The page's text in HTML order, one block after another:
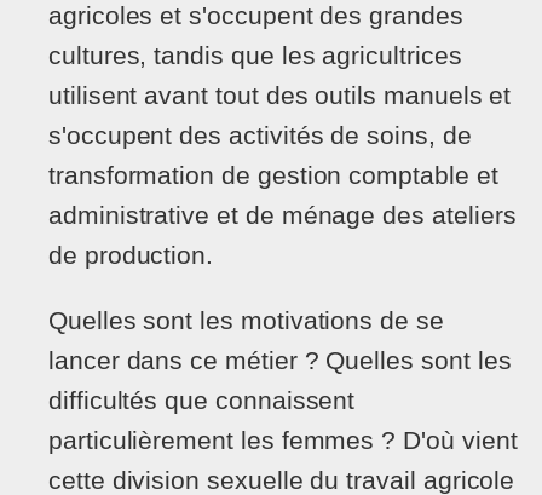
agricoles et s'occupent des grandes
cultures, tandis que les agricultrices
utilisent avant tout des outils manuels et
s'occupent des activités de soins, de
transformation de gestion comptable et
administrative et de ménage des ateliers
de production.
Quelles sont les motivations de se
lancer dans ce métier ? Quelles sont les
difficultés que connaissent
particulièrement les femmes ? D'où vient
cette division sexuelle du travail agricole